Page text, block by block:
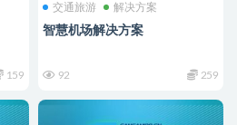
159
交通旅游 解决方案
智慧机场解决方案
92 259